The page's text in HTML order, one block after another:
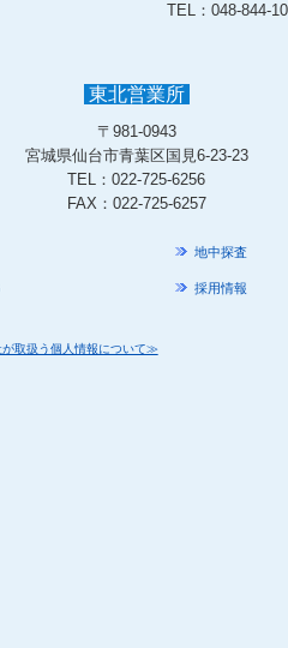
TEL： 048-844-
東北営業所
〒981-0943
宮城県仙台市青葉区国見6-23-23
TEL：022-725-6256
FAX：022-725-6257
地中探査
採用情報
が取扱う個人情報について≫